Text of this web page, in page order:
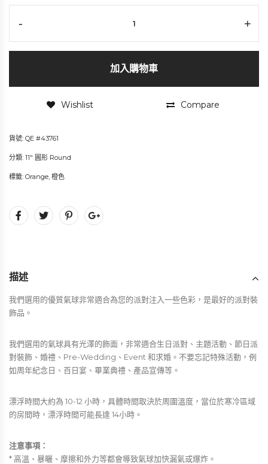
- +
加入購物車
Wishlist Compare
貨號: QE #43761
分類: 11" 圓形 Round
標籤: Orange, 橙色
描述
我們選用的優質氣球非常適合為您的派對注入一些色彩，是最好的派對裝
飾品。
我們選用的氣球具有光澤的飾面，非常適合生日派對、主題活動、節日派
對裝飾、婚禮、Pre-Wedding、Event 和求婚。不要忘記特殊活動，例
如周年紀念日、百日宴、畢業典禮、產品宣傳等。
漂浮時間大約為 10-12 小時，具體時間取決於周圍溫度，當位於寒冷區域
的房間時，漂浮時間可能長達 14小時。
注意事項：
* 高溫、暴曬、摩擦和外力等都會導致氣球加快漏氣或爆炸。